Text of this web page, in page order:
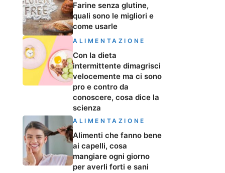
Farine senza glutine,
quali sono le migliori e
come usarle
ALIMENTAZIONE
Con la dieta
intermittente dimagrisci
velocemente ma ci sono
pro e contro da
conoscere, cosa dice la
scienza
ALIMENTAZIONE
Alimenti che fanno bene
ai capelli, cosa
mangiare ogni giorno
per averli forti e sani